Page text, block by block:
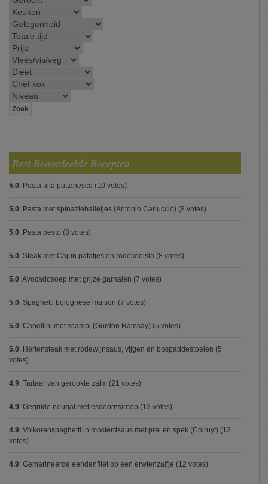
Best Beoordeelde Recepten
5.0: Pasta alla puttanesca (10 votes)
5.0: Pasta met spinazieballetjes (Antonio Carluccio) (8 votes)
5.0: Pasta pesto (8 votes)
5.0: Steak met Cajun patatjes en rodekoolsla (8 votes)
5.0: Avocadosoep met grijze garnalen (7 votes)
5.0: Spaghetti bolognese maison (7 votes)
5.0: Capellini met scampi (Gordon Ramsay) (5 votes)
5.0: Hertensteak met rodewijnsaus, vijgen en bospaddestoelen (5
votes)
4.9: Tartaar van gerookte zalm (21 votes)
4.9: Gegrilde nougat met esdoornsiroop (13 votes)
4.9: Volkorenspaghetti in mosterdsaus met prei en spek (Colruyt) (12
votes)
4.9: Gemarineerde eendenfilet op een erwtenzalfje (12 votes)